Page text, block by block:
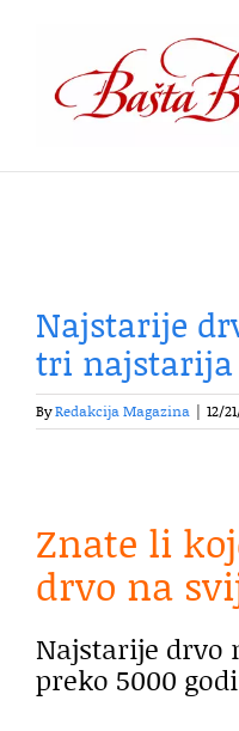
content
Najstarije
tri najstarija
ByRedakcija Magazina 12/
Znate li
drvo na
Najstarije drvo
preko 5000